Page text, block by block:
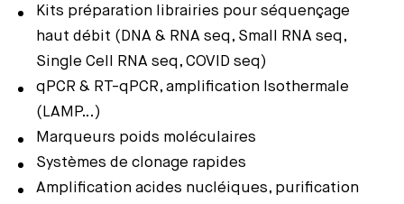
Kits préparation librairies pour séquençage
haut débit (DNA & RNA seq, Small RNA seq,
Single Cell RNA seq, COVID seq)
qPCR & RT-qPCR, amplification Isothermale
(LAMP…)
Marqueurs poids moléculaires
Systèmes de clonage rapides
Amplification acides nucléiques, purification